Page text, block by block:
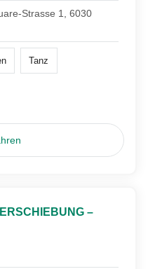
Strasse 1, 6030
Tanz
–